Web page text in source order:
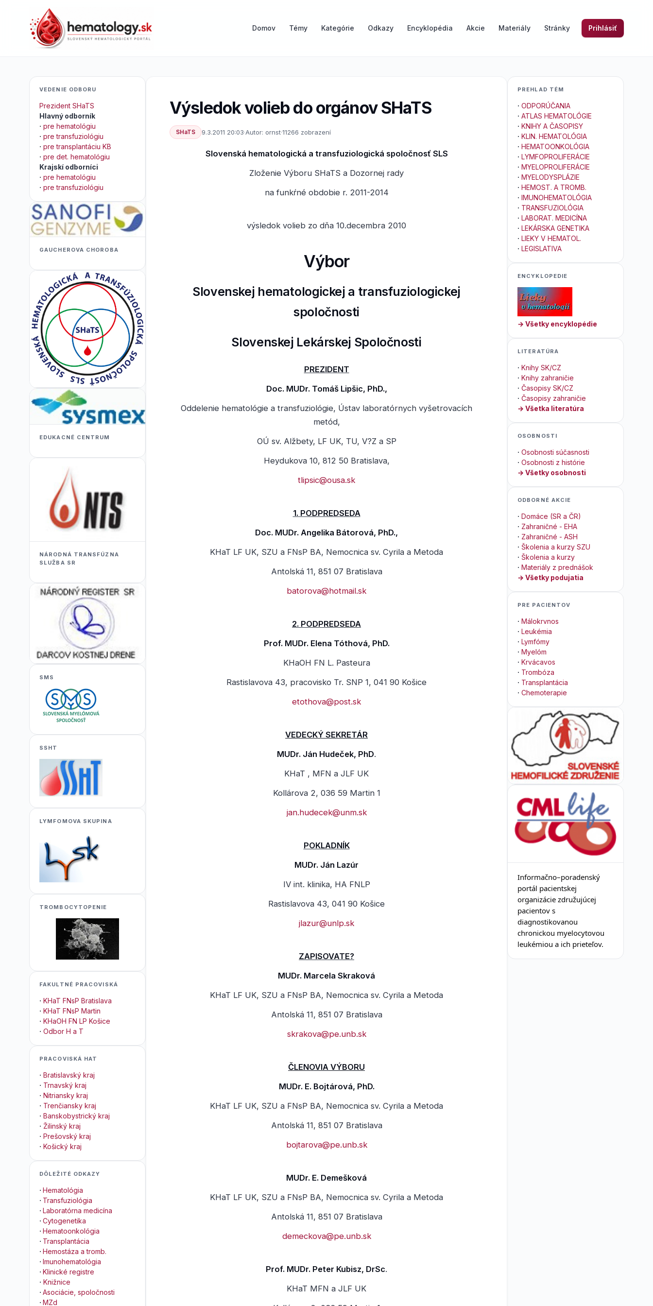
Domov Témy Kategórie Odkazy Encyklopédia Akcie Materiály Stránky Prihlásiť
Výsledok volieb do orgánov SHaTS
SHaTS 9.3.2011 20:03·Autor: ornst·11266 zobrazení
Slovenská hematologická a transfuziologická spoločnosť SLS
Zloženie Výboru SHaTS a Dozornej rady
na funkŕné obdobie r. 2011-2014
výsledok volieb zo dňa 10.decembra 2010
Výbor
Slovenskej hematologickej a transfuziologickej
spoločnosti
Slovenskej Lekárskej Spoločnosti
PREZIDENT
Doc. MUDr. Tomáš Lipšic, PhD.,
Oddelenie hematológie a transfuziológie, Ústav laboratórnych vyšetrovacích
metód,
OÚ sv. Alžbety, LF UK, TU, V?Z a SP
Heydukova 10, 812 50 Bratislava,
tlipsic@ousa.sk
1. PODPREDSEDA
Doc. MUDr. Angelika Bátorová, PhD.,
KHaT LF UK, SZU a FNsP BA, Nemocnica sv. Cyrila a Metoda
Antolská 11, 851 07 Bratislava
batorova@hotmail.sk
2. PODPREDSEDA
Prof. MUDr. Elena Tóthová, PhD.
KHaOH FN L. Pasteura
Rastislavova 43, pracovisko Tr. SNP 1, 041 90 Košice
etothova@post.sk
VEDECKÝ SEKRETÁR
MUDr. Ján Hudeček, PhD.
KHaT , MFN a JLF UK
Kollárova 2, 036 59 Martin 1
jan.hudecek@unm.sk
POKLADNÍK
MUDr. Ján Lazúr
IV int. klinika, HA FNLP
Rastislavova 43, 041 90 Košice
jlazur@unlp.sk
ZAPISOVATE?
MUDr. Marcela Skraková
KHaT LF UK, SZU a FNsP BA, Nemocnica sv. Cyrila a Metoda
Antolská 11, 851 07 Bratislava
skrakova@pe.unb.sk
ČLENOVIA VÝBORU
MUDr. E. Bojtárová, PhD.
KHaT LF UK, SZU a FNsP BA, Nemocnica sv. Cyrila a Metoda
Antolská 11, 851 07 Bratislava
bojtarova@pe.unb.sk
MUDr. E. Demešková
KHaT LF UK, SZU a FNsP BA, Nemocnica sv. Cyrila a Metoda
Antolská 11, 851 07 Bratislava
demeckova@pe.unb.sk
Prof. MUDr. Peter Kubisz, DrSc.
KHaT MFN a JLF UK
VEDENIE ODBORU
Prezident SHaTS
Hlavný odborník
· pre hematológiu
· pre transfuziológiu
· pre transplantáciu KB
· pre det. hematológiu
Krajskí odborníci
· pre hematológiu
· pre transfuziológiu
GAUCHEROVA CHOROBA
EDUKACNÉ CENTRUM
NÁRODNÁ TRANSFÚZNA
SLUŽBA SR
SMS
SSHT
LYMFOMOVA SKUPINA
TROMBOCYTOPENIE
FAKULTNÉ PRACOVISKÁ
· KHaT FNsP Bratislava
· KHaT FNsP Martin
· KHaOH FN LP Košice
· Odbor H a T
PRACOVISKÁ HAT
· Bratislavský kraj
· Trnavský kraj
· Nitriansky kraj
· Trenčiansky kraj
· Banskobystrický kraj
· Žilinský kraj
· Prešovský kraj
· Košický kraj
DÔLEŽITÉ ODKAZY
· Hematológia
· Transfuziológia
· Laboratórna medicína
· Cytogenetika
· Hematoonkológia
· Transplantácia
· Hemostáza a tromb.
· Imunohematológia
· Klinické registre
· Knižnice
· Asociácie, spoločnosti
· MZd
PREHLAD TÉM
· ODPORÚČANIA
· ATLAS HEMATOLÓGIE
· KNIHY A ČASOPISY
· KLIN. HEMATOLÓGIA
· HEMATOONKOLÓGIA
· LYMFOPROLIFERÁCIE
· MYELOPROLIFERÁCIE
· MYELODYSPLÁZIE
· HEMOST. A TROMB.
· IMUNOHEMATOLÓGIA
· TRANSFUZIOLÓGIA
· LABORAT. MEDICÍNA
· LEKÁRSKA GENETIKA
· LIEKY V HEMATOL.
· LEGISLATIVA
ENCYKLOPEDIE
→ Všetky encyklopédie
LITERATÚRA
· Knihy SK/CZ
· Knihy zahraničie
· Časopisy SK/CZ
· Časopisy zahraničie
→ Všetka literatúra
OSOBNOSTI
· Osobnosti súčasnosti
· Osobnosti z histórie
→ Všetky osobnosti
ODBORNÉ AKCIE
· Domáce (SR a ČR)
· Zahraničné - EHA
· Zahraničné - ASH
· Školenia a kurzy SZU
· Školenia a kurzy
· Materiály z prednášok
→ Všetky podujatia
PRE PACIENTOV
· Málokrvnos
· Leukémia
· Lymfómy
· Myelóm
· Krvácavos
· Trombóza
· Transplantácia
· Chemoterapie
Informačno–poradenský
portál pacientskej
organizácie združujúcej
pacientov s
diagnostikovanou
chronickou myelocytovou
leukémiou a ich prieteľov.